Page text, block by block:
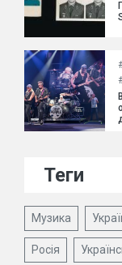
Теги
Музика
Росія